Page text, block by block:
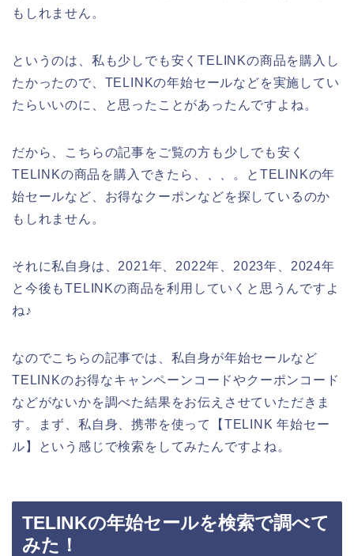
もしれません。
というのは、私も少しでも安くTELINKの商品を購入し
たかったので、TELINKの年始セールなどを実施してい
たらいいのに、と思ったことがあったんですよね。
だから、こちらの記事をご覧の方も少しでも安く
TELINKの商品を購入できたら、、、。とTELINKの年
始セールなど、お得なクーポンなどを探しているのか
もしれません。
それに私自身は、2021年、2022年、2023年、2024年
と今後もTELINKの商品を利用していくと思うんですよ
ね♪
なのでこちらの記事では、私自身が年始セールなど
TELINKのお得なキャンペーンコードやクーポンコード
などがないかを調べた結果をお伝えさせていただきま
す。まず、私自身、携帯を使って【TELINK 年始セー
ル】という感じで検索をしてみたんですよね。
TELINKの年始セールを検索で調べて
みた！